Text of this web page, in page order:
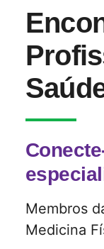
Membros
Medicina